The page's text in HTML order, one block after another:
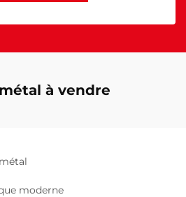
à vendre
moderne